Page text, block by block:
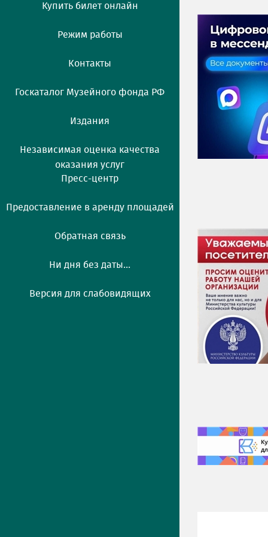
Купить билет онлайн
Режим работы
Контакты
Госкаталог Музейного фонда РФ
Издания
Независимая оценка качества
оказания услуг
Пресс-центр
Предоставление в аренду площадей
Обратная связь
Ни дня без даты...
Версия для слабовидящих